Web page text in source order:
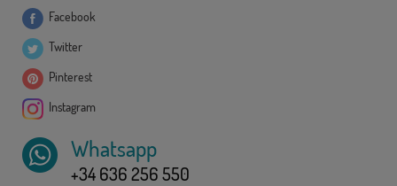
Facebook
Twitter
Pinterest
Instagram
Whatsapp
+34 636 256 550